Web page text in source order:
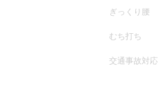
ぎっくり腰
むち打ち
交通事故対応